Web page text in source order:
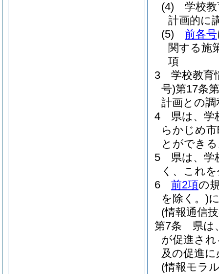
(4)
学校
計画的に
(5)
前各号
関する施
項
3
学校教育
号)第17条
計画との
4
県は、学
らかじめ
とができ
5
県は、学
く、これ
6
前2項の
を除く。)
(情報通信
第7条
県は
が促進さ
及の促進
(情報モラ